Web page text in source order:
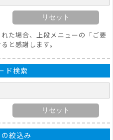
リセット
た場合、上段メニューの「ご要
と感謝します。
ド検索
リセット
絞込み